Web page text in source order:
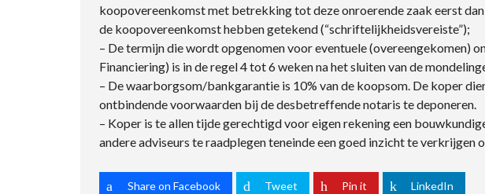
koopovereenkomst met betrekking tot deze onroerende zaak eerst
de koopovereenkomst hebben getekend (“schriftelijkheidsvereiste”);
– De termijn die wordt opgenomen voor eventuele (overeengekomen)
Financiering) is in de regel 4 tot 6 weken na het sluiten van de
– De waarborgsom/bankgarantie is 10% van de koopsom. De koper
ontbindende voorwaarden bij de desbetreffende notaris te deponeren.
– Koper is te allen tijde gerechtigd voor eigen rekening een
andere adviseurs te raadplegen teneinde een goed inzicht te verkrijgen
Share on Facebook Tweet Pin it LinkedIn